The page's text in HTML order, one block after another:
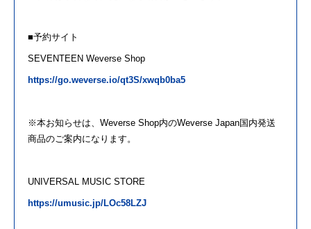
■予約サイト
SEVENTEEN Weverse Shop
https://go.weverse.io/qt3S/xwqb0ba5
※本お知らせは、Weverse Shop内のWeverse Japan国内発送
商品のご案内になります。
UNIVERSAL MUSIC STORE
https://umusic.jp/LOc58LZJ